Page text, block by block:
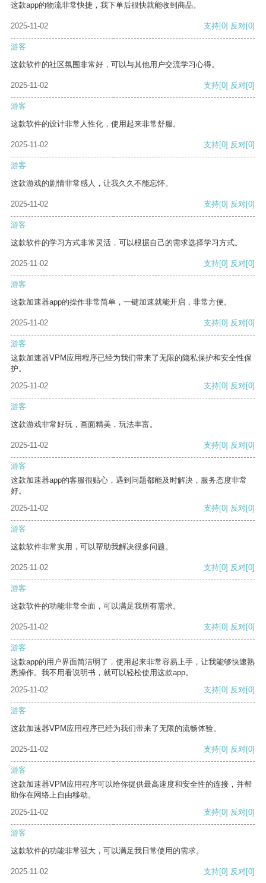
这款app的物流非常快捷，我下单后很快就能收到商品。
2025-11-02 支持[0] 反对[0]
游客
这款软件的社区氛围非常好，可以与其他用户交流学习心得。
2025-11-02 支持[0] 反对[0]
游客
这款软件的设计非常人性化，使用起来非常舒服。
2025-11-02 支持[0] 反对[0]
游客
这款游戏的剧情非常感人，让我久久不能忘怀。
2025-11-02 支持[0] 反对[0]
游客
这款软件的学习方式非常灵活，可以根据自己的需求选择学习方式。
2025-11-02 支持[0] 反对[0]
游客
这款加速器app的操作非常简单，一键加速就能开启，非常方便。
2025-11-02 支持[0] 反对[0]
游客
这款加速器VPM应用程序已经为我们带来了无限的隐私保护和安全性保
护。
2025-11-02
支持[0] 反对[0]
游客
这款游戏非常好玩，画面精美，玩法丰富。
2025-11-02 支持[0] 反对[0]
游客
这款加速器app的客服很贴心，遇到问题都能及时解决，服务态度非常
好。
2025-11-02
支持[0] 反对[0]
游客
这款软件非常实用，可以帮助我解决很多问题。
2025-11-02 支持[0] 反对[0]
游客
这款软件的功能非常全面，可以满足我所有需求。
2025-11-02 支持[0] 反对[0]
游客
这款app的用户界面简洁明了，使用起来非常容易上手，让我能够快速熟
悉操作。我不用看说明书，就可以轻松使用这款app。
2025-11-02
支持[0] 反对[0]
游客
这款加速器VPM应用程序已经为我们带来了无限的流畅体验。
2025-11-02 支持[0] 反对[0]
游客
这款加速器VPM应用程序可以给你提供最高速度和安全性的连接，并帮
助你在网络上自由移动。
2025-11-02
支持[0] 反对[0]
游客
这款软件的功能非常强大，可以满足我日常使用的需求。
2025-11-02 支持[0] 反对[0]